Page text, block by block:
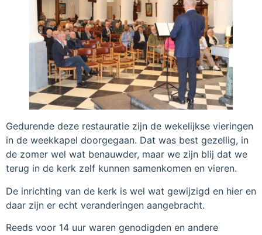
Gedurende deze restauratie zijn de wekelijkse vieringen
in de weekkapel doorgegaan. Dat was best gezellig, in
de zomer wel wat benauwder, maar we zijn blij dat we
terug in de kerk zelf kunnen samenkomen en vieren.
De inrichting van de kerk is wel wat gewijzigd en hier en
daar zijn er echt veranderingen aangebracht.
Reeds voor 14 uur waren genodigden en andere